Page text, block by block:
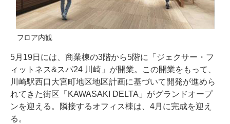
フロア内観
5月19日には、商業棟の3階から5階に「ジェクサー・フ
ィットネス&スパ24 川崎」が開業。この開業をもって、
川崎駅西口大宮町地区地区計画に基づいて開発が進めら
れてきた街区「KAWASAKI DELTA」がグランドオープ
ンを迎える。隣接するオフィス棟は、4月に完成を迎え
る。